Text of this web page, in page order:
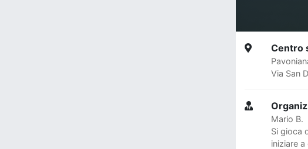
Centro
Via San
Mario B.
Si gioca
iniziare